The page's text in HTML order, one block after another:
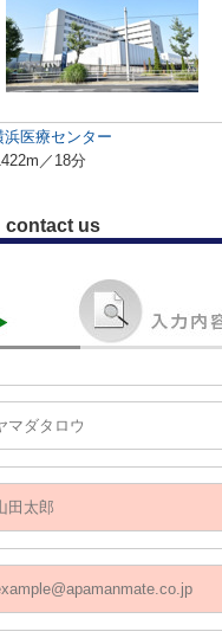
浜医療センター
／18分
contact us